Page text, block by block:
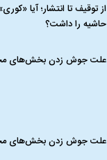
از توقیف تا انتشار؛ آیا
حاشیه را داشت؟
علت جوش زدن بخش‌های
علت جوش زدن بخش‌های